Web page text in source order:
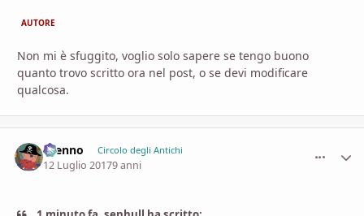
AUTORE
Non mi è sfuggito, voglio solo sapere se tengo buono
quanto trovo scritto ora nel post, o se devi modificare
qualcosa.
Brenno Circolo degli Antichi
12 Luglio 20179 anni